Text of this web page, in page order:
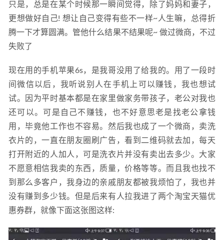
只是，总是在某个时候那一瞬间觉得，除了妈妈和妻子，
更想做好自己! 想让自己变得有些不一样~人生嘛，总得折
腾一下才算圆满。管他什么结果不结果呢~ 做过微商，不过
失败了
现在用的手机苹果6s，是我哥没用了给我的。用了一段时
间微信以后，我听说别人在手机上可以赚钱，我也想试
试。因为平时基本都是在家里做家务带孩子，老公对我也
还可以。可是自己不赚钱，也不好意思老是找老公拿钱
用，毕竟他工作也不容易。然后我也成了一个微商，卖洗
衣片的，一直在朋友圈刷广告，看到二维码就去加，每天
打开附近的人加人，可是洗衣片并没有卖出去多少。大家
不愿意相信我卖的东西，质量，价格等等。而且我也找不
到那么多客户，我身边的亲戚朋友都被我烦怕了，我也并
没有赚到多少钱。但是后来有人拉我进了两个淘宝天猫优
惠券群，就像下面这张图这样:
售！
2021-05-20